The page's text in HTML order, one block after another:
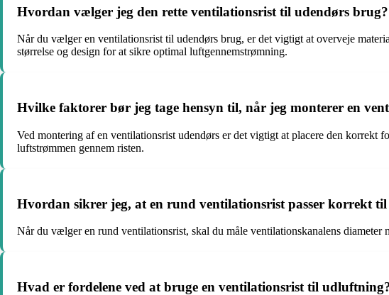
Hvordan vælger jeg den rette ventilationsrist til udendørs brug?
Når du vælger en ventilationsrist til udendørs brug, er det vigtigt at overveje
størrelse og design for at sikre optimal luftgennemstrømning.
Hvilke faktorer bør jeg tage hensyn til, når jeg monterer en
Ved montering af en ventilationsrist udendørs er det vigtigt at placere den
luftstrømmen gennem risten.
Hvordan sikrer jeg, at en rund ventilationsrist passer korrekt
Når du vælger en rund ventilationsrist, skal du måle ventilationskanalens
Hvad er fordelene ved at bruge en ventilationsrist til